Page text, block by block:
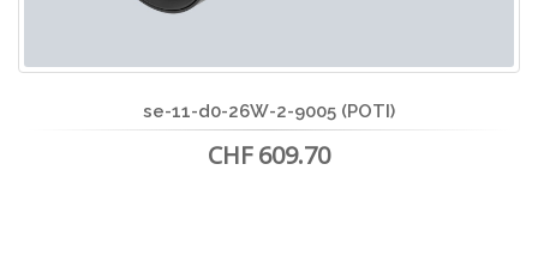
se-11-d0-26W-2-9005 (POTI)
CHF 609.70